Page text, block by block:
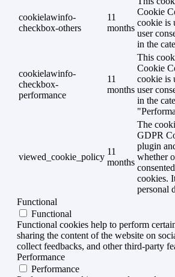
cookielawinfo-
checkbox-others
11
months
Cookie
cookie is
user
in the
cookielawinfo-
checkbox-
performance
11
months
This
Cookie
cookie is
user
in the
viewed_cookie_policy
11
months
The
GDPR
plugin
whether
cookies.
personal
Functional
Functional
Functional cookies help to perform
sharing the content of the website on
collect feedbacks, and other third-party
Performance
Performance